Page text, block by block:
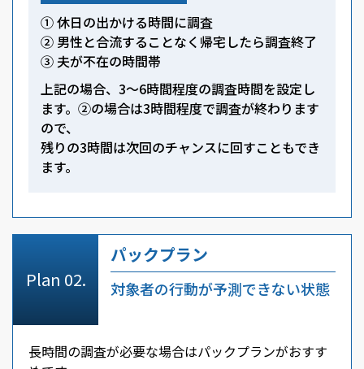
① 休日の出かける時間に調査
② 男性と合流することなく帰宅したら調査終了
③ 夫が不在の時間帯
上記の場合、3～6時間程度の調査時間を設定し
ます。②の場合は3時間程度で調査が終わります
ので、
残りの3時間は次回のチャンスに回すこともでき
ます。
パックプラン
対象者の行動が予測できない状態
長時間の調査が必要な場合はパックプランがおすす